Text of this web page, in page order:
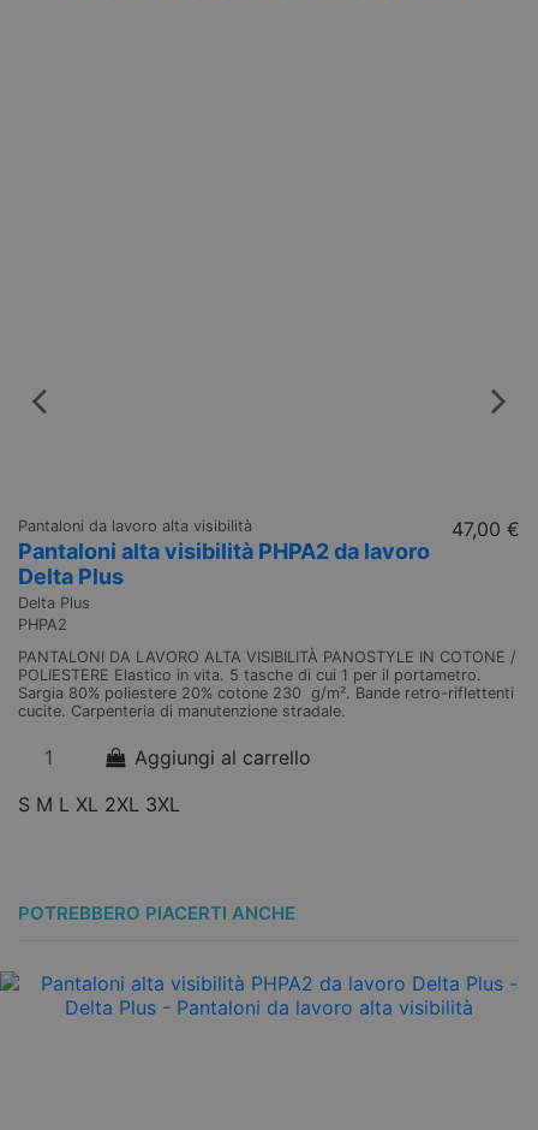
Pantaloni da lavoro alta visibilità
Pantaloni alta visibilità PHPA2 da lavoro
Delta Plus
Delta Plus
PHPA2
47,00 €
PANTALONI DA LAVORO ALTA VISIBILITÀ PANOSTYLE IN COTONE /
POLIESTERE Elastico in vita. 5 tasche di cui 1 per il portametro.
Sargia 80% poliestere 20% cotone 230 g/m². Bande retro-riflettenti
cucite. Carpenteria di manutenzione stradale.
Aggiungi al carrello
S M L XL 2XL 3XL
POTREBBERO PIACERTI ANCHE